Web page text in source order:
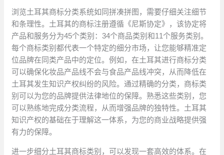
浏览土耳其商标分类系统如同拼凑拼图，需要仔细关注细节
和条理性。土耳其的商标注册遵循《尼斯协定》，该协定将
产品和服务分为45个类别：34个商品类别和11个服务类别。
每个商标类别都代表一个特定的细分市场，让您能够精准定
位品牌在同类产品中的定位。例如，在土耳其进行商标分类
可以确保化妆品产品线不会与食品产品线冲突，从而降低在
土耳其发生知识产权纠纷的风险。通过精确的分类，商标类
别可以为您的品牌提供法律地位的保障。熟悉这些类别，您
可以熟练地完成分类流程，从而增强品牌的独特性。土耳其
知识产权的基础在于理解这一体系，为您的商业战略提供强
有力的保障。
进一步细分土耳其商标类别，可以发现一套高效的体系。在